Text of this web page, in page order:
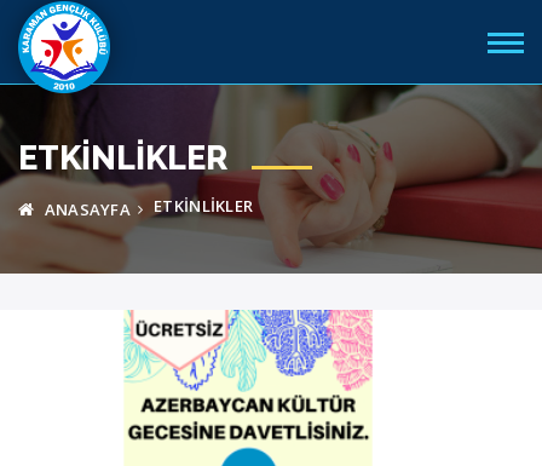
ETKINLIKLER
ANASAYFA ETKINLIKLER